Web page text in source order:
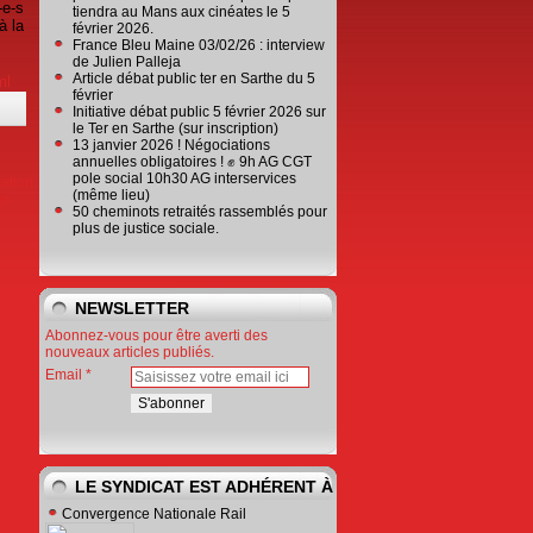
s
la
à
tiendra au Mans aux cinéates le 5
février 2026.
France Bleu Maine 03/02/26 : interview
de Julien Palleja
Article débat public ter en Sarthe du 5
février
Initiative débat public 5 février 2026 sur
le Ter en Sarthe (sur inscription)
13 janvier 2026 ! Négociations
annuelles obligatoires ! ✊ 9h AG CGT
pole social 10h30 AG interservices
(même lieu)
50 cheminots retraités rassemblés pour
plus de justice sociale.
NEWSLETTER
Abonnez-vous pour être averti des
nouveaux articles publiés.
Email
LE SYNDICAT EST ADHÉRENT À
Convergence Nationale Rail